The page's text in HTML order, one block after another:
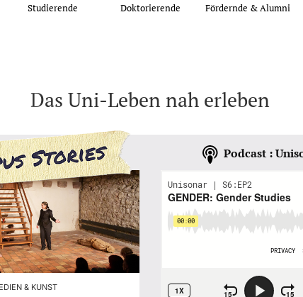
Studierende Doktorierende Fördernde & Alumni
Das Uni-Leben nah erleben
& KUNST
Podcast :